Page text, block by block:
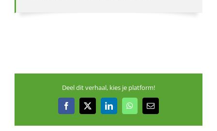
Deel dit verhaal, kies je platform!
Facebook
X LinkedInWhatsApp
E-